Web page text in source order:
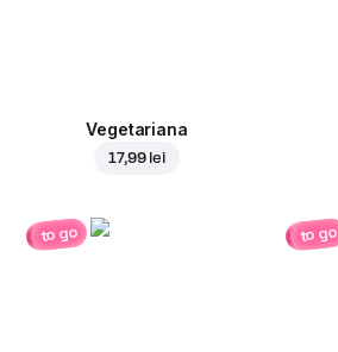
Vegetariana
17,99 lei
to go to go